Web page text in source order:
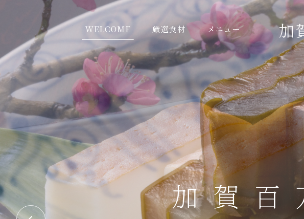
WELCOME 厳選食材 メニュー
加賀